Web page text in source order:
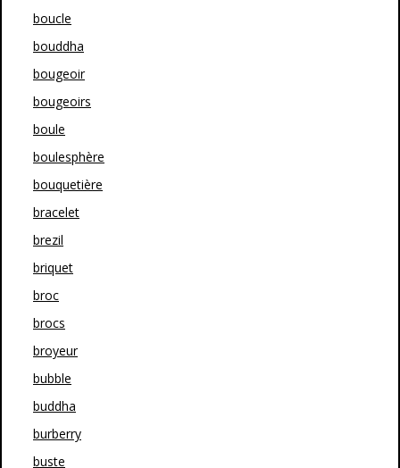
boucle
bouddha
bougeoir
bougeoirs
boule
boulesphère
bouquetière
bracelet
brezil
briquet
broc
brocs
broyeur
bubble
buddha
burberry
buste